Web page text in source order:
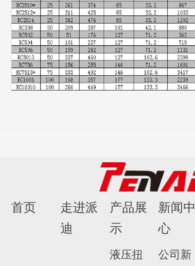
首页
走进派
迪
产品展
示
液压扭
新闻中
心
公司新